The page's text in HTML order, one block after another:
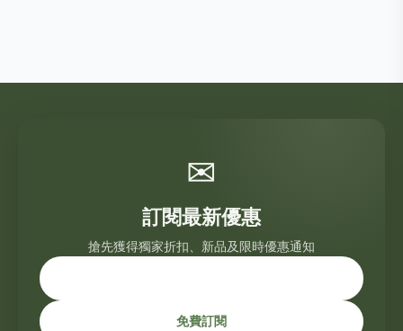
✉
訂閱最新優惠
搶先獲得獨家折扣、新品及限時優惠通知
免費訂閱